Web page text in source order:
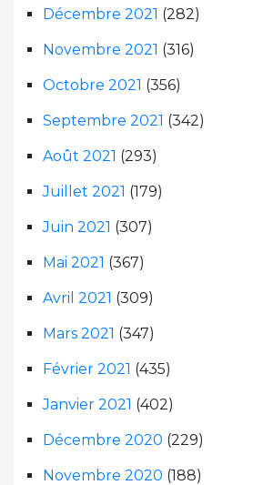
Décembre 2021 (282)
Novembre 2021 (316)
Octobre 2021 (356)
Septembre 2021 (342)
Août 2021 (293)
Juillet 2021 (179)
Juin 2021 (307)
Mai 2021 (367)
Avril 2021 (309)
Mars 2021 (347)
Février 2021 (435)
Janvier 2021 (402)
Décembre 2020 (229)
Novembre 2020 (188)